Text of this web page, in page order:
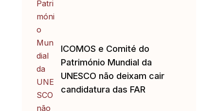
ICOMOS e Comité do
Património Mundial da
UNESCO não deixam cair
candidatura das FAR